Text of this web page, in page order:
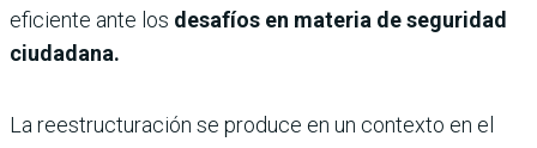
eficiente ante los desafíos en materia de seguridad
ciudadana.
La reestructuración se produce en un contexto en el